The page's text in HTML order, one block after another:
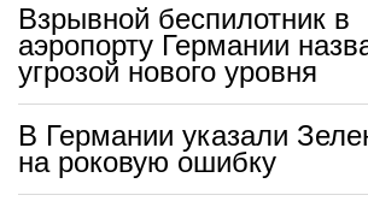
Взрывной беспилотник в
аэропорту Германии
угрозой нового уровня
В Германии указали
на роковую ошибку